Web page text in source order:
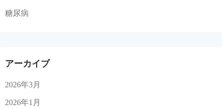
糖尿病
アーカイブ
2026年3月
2026年1月